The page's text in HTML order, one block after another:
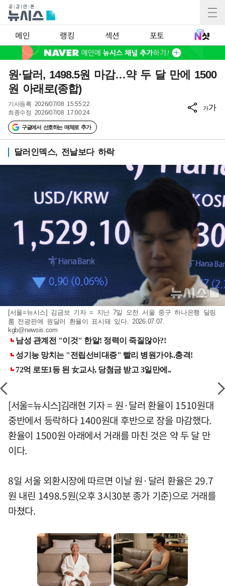
메인 랭킹 섹션 포토
원·달러, 1498.5원 마감…약 두 달 만에 1500
원 아래로(종합)
기사등록 2026/07/08 15:55:22
최종수정 2026/07/08 17:00:24
구글에서 선호하는 매체로 추가
가가
달러인덱스, 전날보다 하락
[서울=뉴시스] 김금보 기자 = 지난 7일 오전 서울 중구 하나은행 딜링
룸 전광판에 원달러 환율이 표시돼 있다. 2026.07.07.
kgb@newsis.com
[서울=뉴시스]김래현 기자 = 원·달러 환율이 1510원대
중반에서 등락하다 1400원대 후반으로 장을 마감했다.
환율이 1500원 아래에서 거래를 마친 것은 약 두 달 만
이다.
8일 서울 외환시장에 따르면 이날 원·달러 환율은 29.7
원 내린 1498.5원(오후 3시30분 종가 기준)으로 거래를
마쳤다.